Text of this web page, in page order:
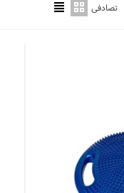
تصادفی